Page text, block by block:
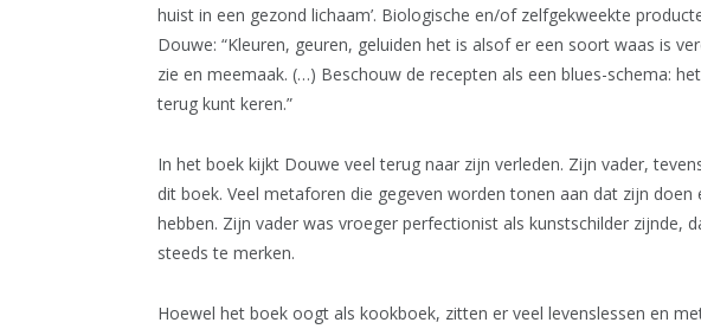
huist in een gezond lichaam’. Biologische en/of zelfgekweekte
Douwe: “Kleuren, geuren, geluiden het is alsof er een soort waas is
zie en meemaak. (…) Beschouw de recepten als een blues-schema:
terug kunt keren.”
In het boek kijkt Douwe veel terug naar zijn verleden. Zijn vader,
dit boek. Veel metaforen die gegeven worden tonen aan dat zijn doen
hebben. Zijn vader was vroeger perfectionist als kunstschilder zijnde,
steeds te merken.
Hoewel het boek oogt als kookboek, zitten er veel levenslessen en